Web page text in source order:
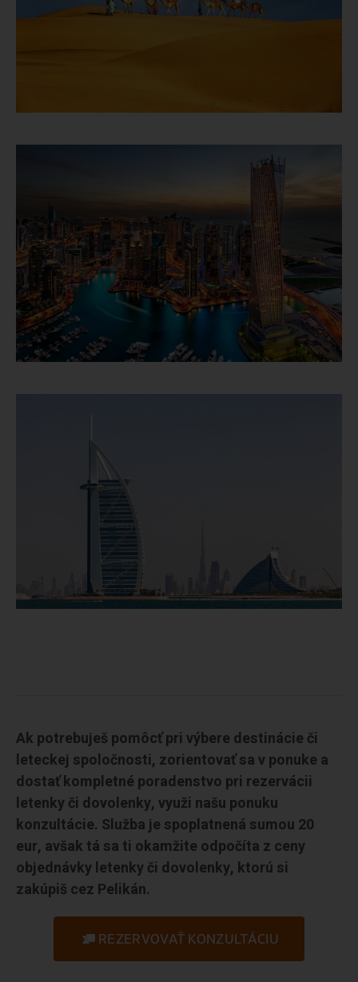
Ak potrebuješ pomôcť pri výbere destinácie či
leteckej spoločnosti, zorientovať sa v ponuke a
dostať kompletné poradenstvo pri rezervácii
letenky či dovolenky, využi našu ponuku
konzultácie. Služba je spoplatnená sumou 20
eur, avšak tá sa ti okamžite odpočíta z ceny
objednávky letenky či dovolenky, ktorú si
zakúpiš cez Pelikán.
REZERVOVAŤ KONZULTÁCIU